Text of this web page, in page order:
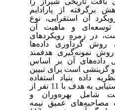
برگرفته از پارادایم
آن استقرایی، نوع
و ماهیت آن
، در زمره رویکردهای
روش گردآوری داده‌ها
نمونه‌گیری هدفمند
داده‌های آن بر اساس
گزینشی استبرای تبیین
داده بنیاد استفاده
گردیده است. جهت دستیابی به هدف با 11 نفر از
شامل بهره‌وران و
مصاحبه‌های عمیق نیمه